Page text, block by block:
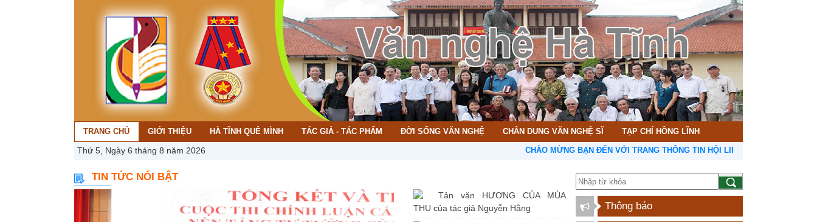
TRANG CHỦ GIỚI THIỆU HÀ TĨNH QUÊ MÌNH TÁC GIẢ - TÁC PHẨM ĐỜI SỐNG VĂN NGHỆ CHÂN DUNG VĂN NGHỆ SĨ TẠP CHÍ HỒNG LĨNH
Thứ 5, Ngày 6 tháng 8 năm 2026 CHÀO MỪNG BẠN ĐẾN VỚI TRANG THÔNG TIN HỘI LIÊN HIỆP VĂN HỌC NGHỆ
TIN TỨC NỔI BẬT
Tản văn HƯƠNG CỦA MÙA
THU của tác giả Nguyễn Hằng
Thông báo